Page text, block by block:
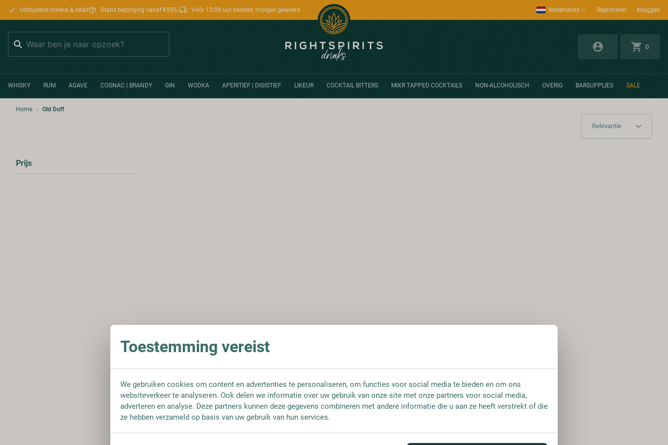
Uitsluitend horeca & retail Gratis bezorging vanaf €595,- Vóór 13:00 uur besteld; morgen geleverd Nederlands Registreren Inloggen
0
WHISKY RUM AGAVE COGNAC | BRANDY GIN WODKA APERITIEF | DIGISTIEF LIKEUR COCKTAIL BITTERS MIXR TAPPED COCKTAILS NON-ALCOHOLISCH OVERIG BARSUPPLIES SALE
Home Old Duff
Prijs
Toestemming vereist
We gebruiken cookies om content en advertenties te personaliseren, om functies voor social media te bieden en om ons
websiteverkeer te analyseren. Ook delen we informatie over uw gebruik van onze site met onze partners voor social media,
adverteren en analyse. Deze partners kunnen deze gegevens combineren met andere informatie die u aan ze heeft verstrekt of die
ze hebben verzameld op basis van uw gebruik van hun services.